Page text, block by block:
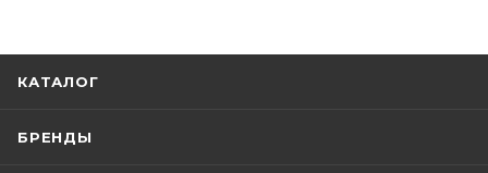
КАТАЛОГ
БРЕНДЫ